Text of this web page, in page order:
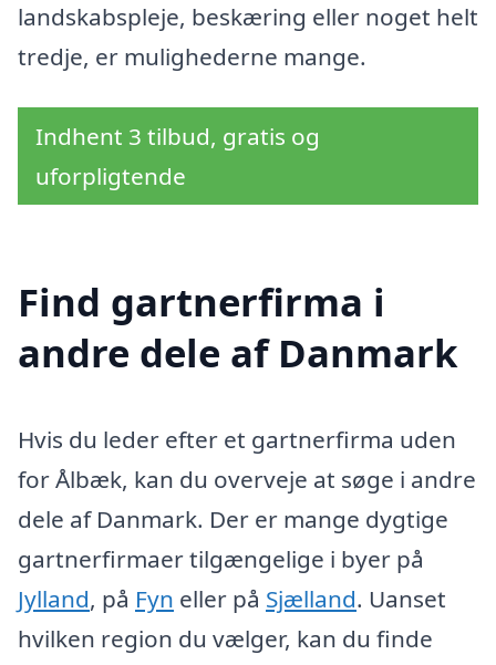
landskabspleje, beskæring eller noget helt
tredje, er mulighederne mange.
Indhent 3 tilbud, gratis og
uforpligtende
Find gartnerfirma i
andre dele af Danmark
Hvis du leder efter et gartnerfirma uden
for Ålbæk, kan du overveje at søge i andre
dele af Danmark. Der er mange dygtige
gartnerfirmaer tilgængelige i byer på
Jylland, på Fyn eller på Sjælland. Uanset
hvilken region du vælger, kan du finde